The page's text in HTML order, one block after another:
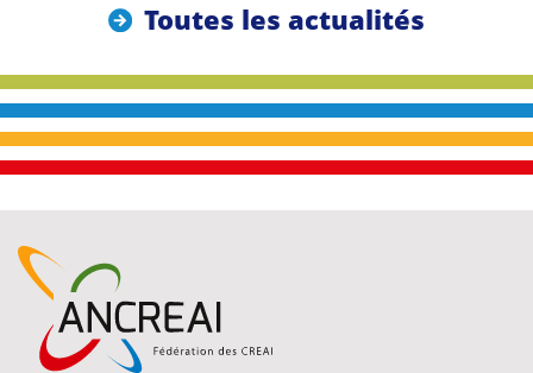
Toutes les actualités